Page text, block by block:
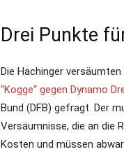
Drei Punkte
Die Hachinger
“Kogge“ gegen Dynamo
Bund (DFB) gefragt. Der
Versäumnisse, die an die
Kosten und müssen